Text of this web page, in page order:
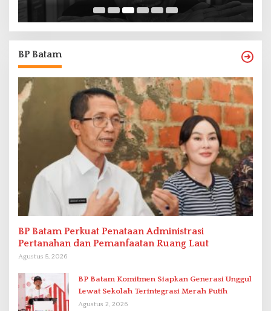
BP Batam
BP Batam Perkuat Penataan Administrasi
Pertanahan dan Pemanfaatan Ruang Laut
Agustus 5, 2026
BP Batam Komitmen Siapkan Generasi Unggul
Lewat Sekolah Terintegrasi Merah Putih
Agustus 2, 2026